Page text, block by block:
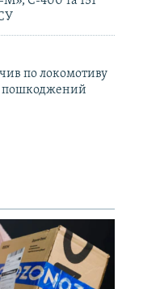
по локомотиву
пошкоджений